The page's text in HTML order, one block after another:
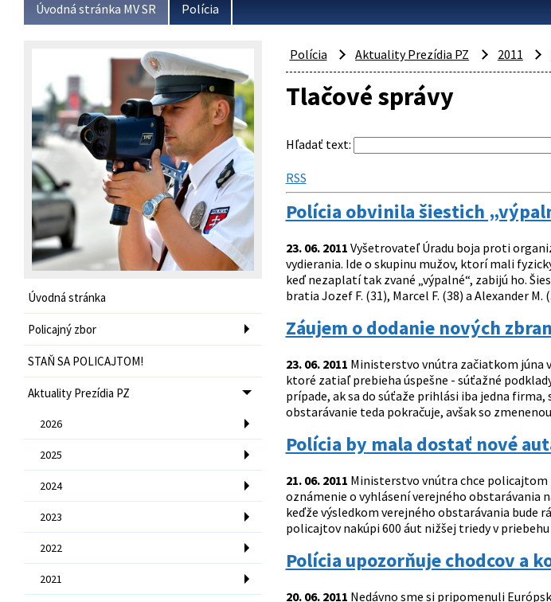
Úvodná stránka MV SR Polícia
Úvodná stránka
Policajný zbor
STAŇ SA POLICAJTOM!
Aktuality Prezídia PZ
2026
2025
2024
2023
2022
2021
Polícia Aktuality Prezídia PZ 2011
Tlačové správy
Hľadať text:
RSS
Polícia obvinila šiestich
23. 06. 2011 Vyšetrovateľ Úradu boja proti
vydierania. Ide o skupinu mužov, ktorí mali
keď nezaplatí tak zvané „výpalné“, zabijú ho.
bratia Jozef F. (31), Marcel F. (38) a Alexander
Záujem o dodanie nových
23. 06. 2011 Ministerstvo vnútra začiatkom júna
ktoré zatiaľ prebieha úspešne - súťažné
prípade, ak sa do súťaže prihlási iba jedna
obstarávanie teda pokračuje, avšak so
Polícia by mala dostať nové
21. 06. 2011 Ministerstvo vnútra chce policajtom
oznámenie o vyhlásení verejného obstarávania
keďže výsledkom verejného obstarávania bude
policajtov nakúpi 600 áut nižšej triedy v
Polícia upozorňuje chodcov a
20. 06. 2011 Nedávno sme si pripomenuli